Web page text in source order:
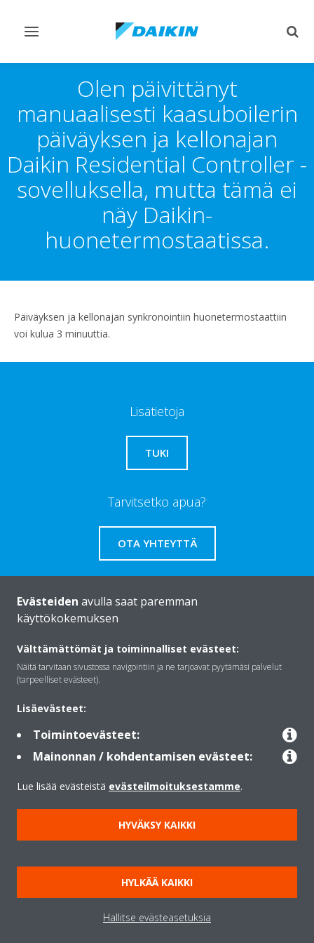
Vaihda
Olen päivittänyt
manuaalisesti kaasuboilerin
päiväyksen ja kellonajan
Daikin Residential Controller -
sovelluksella, mutta tämä ei
näy Daikin-
huonetermostaatissa.
Päiväyksen ja kellonajan synkronointiin huonetermostaattiin
voi kulua 3 minuuttia.
Lisätietoja
TUKI
Tarvitsetko apua?
OTA YHTEYTTÄ
Daikinista
Ratkaisut
Yhteystiedot
Lämpöpumput
Copyright © Daikin
Lainmukainen ilmoitus
Evästeilmoitus
Tietosuojakäytäntö
Konsernin etiikka
Data Act
Evästeiden avulla saat paremman
käyttökokemuksen
Välttämättömät ja toiminnalliset evästeet:
Näitä tarvitaan sivustossa navigointiin ja ne tarjoavat pyytämäsi palvelut
(tarpeelliset evästeet).
Lisäevästeet:
Toimintoevästeet:
Mainonnan / kohdentamisen evästeet:
Lue lisää evästeistä evästeilmoituksestamme.
HYVÄKSY KAIKKI
HYLKÄÄ KAIKKI
Hallitse evästeasetuksia